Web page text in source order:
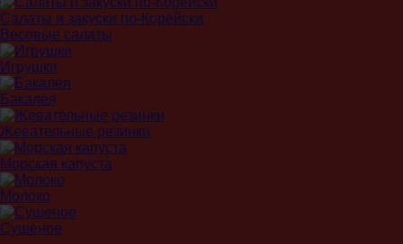
Салаты и закуски по-Корейски
Весовые салаты
Игрушки
Бакалея
Жевательные резинки
Морская капуста
Молоко
Сушеное